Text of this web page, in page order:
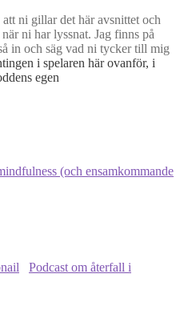
ni gillar det här avsnittet och
ni har lyssnat. Jag finns på
in och säg vad ni tycker till mig
i spelaren här ovanför, i
egen
(och ensamkommande
Podcast om återfall i